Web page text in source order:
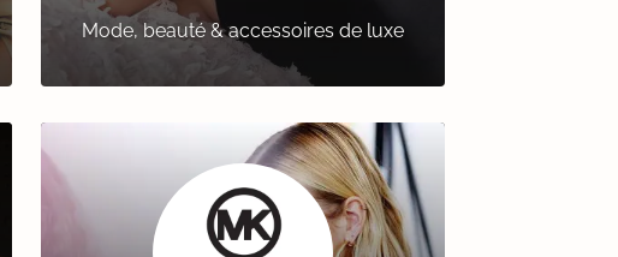
Mode, beauté & accessoires de luxe